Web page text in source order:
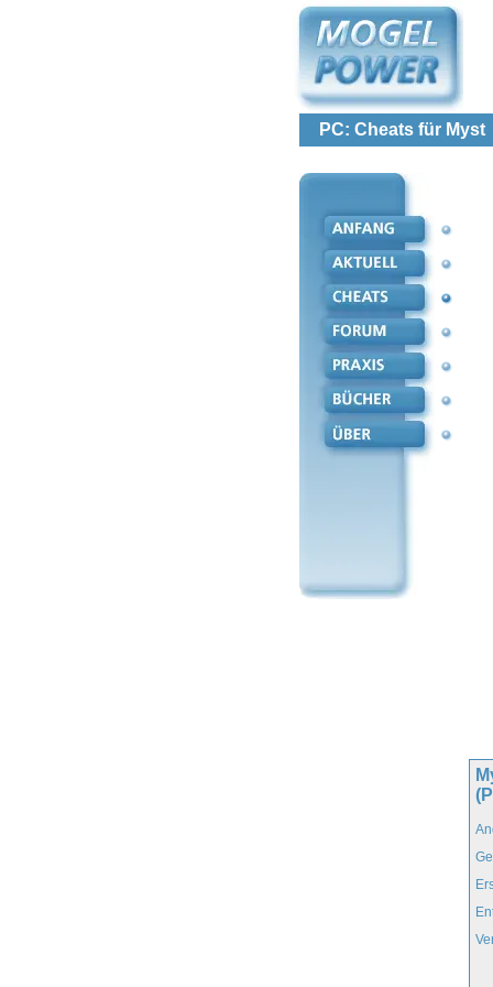
PC: Cheats für Myst